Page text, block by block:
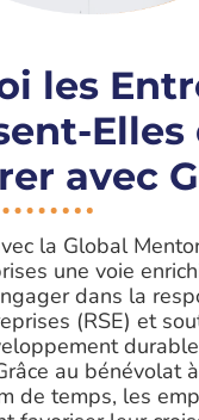
les
Elles
avec
la Global
une voie
dans la
(RSE) et
au bénévolat
de temps, les